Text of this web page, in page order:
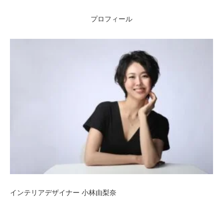
プロフィール
インテリアデザイナー 小林由梨奈